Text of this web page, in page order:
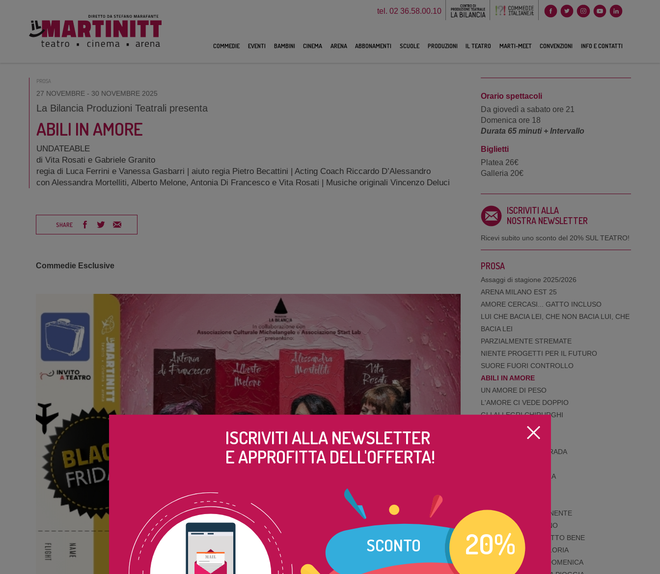
tel. 02 36.58.00.10
COMMEDIE EVENTI BAMBINI CINEMA ARENA ABBONAMENTI SCUOLE PRODUZIONI IL TEATRO MARTI-MEET CONVENZIONI INFO E CONTATTI
PROSA
27 NOVEMBRE- 30 NOVEMBRE 2025
La Bilancia Produzioni Teatrali presenta
ABILI IN AMORE
UNDATEABLE
di Vita Rosati e Gabriele Granito
regia di Luca Ferrini e Vanessa Gasbarri | aiuto regia Pietro Becattini | Acting Coach Riccardo D’Alessandro
con Alessandra Mortelliti, Alberto Melone, Antonia Di Francesco e Vita Rosati | Musiche originali Vincenzo Deluci
SHARE
Commedie Esclusive
Orario spettacoli
Da giovedì a sabato ore 21
Domenica ore 18
Durata 65 minuti + Intervallo
Biglietti
Platea 26€
Galleria 20€
ISCRIVITI ALLA
NOSTRA NEWSLETTER
Ricevi subito uno sconto del 20% SUL TEATRO!
PROSA
Assaggi di stagione 2025/2026
ARENA MILANO EST 25
AMORE CERCASI... GATTO INCLUSO
LUI CHE BACIA LEI, CHE NON BACIA LUI, CHE
BACIA LEI
PARZIALMENTE STREMATE
NIENTE PROGETTI PER IL FUTURO
SUORE FUORI CONTROLLO
ABILI IN AMORE
UN AMORE DI PESO
L'AMORE CI VEDE DOPPIO
GLI ALLEGRI CHIRURGHI
RAPSODIA D'AMORE
UN PONTE PER DUE
I RAGAZZI DELLA STRADA
TUTTI GIÙ PER TERRA
MINCHIA SIGNOR TENENTE
ATTACCO AL VATICANO
SESSO A PARTE... TUTTO BENE
BASTARDE SENZA GLORIA
DOMANI è SEMPRE DOMENICA
ISCRIVITI ALLA NEWSLETTER
E APPROFITTA DELL'OFFERTA!
SCONTO 20%